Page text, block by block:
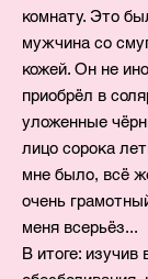
комнату. Это
мужчина со
кожей. Он не
приобрёл в
уложенные
лицо сорока
мне было, всё
очень
меня всерьёз...
В итоге: изучив